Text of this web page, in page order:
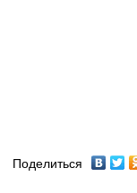
Поделиться